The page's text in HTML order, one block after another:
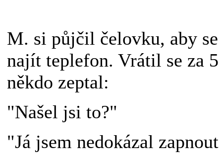
M. si půjčil čelovku, aby
najít teplefon. Vrátil se za
někdo zeptal:
"Našel jsi to?"
"Já jsem nedokázal